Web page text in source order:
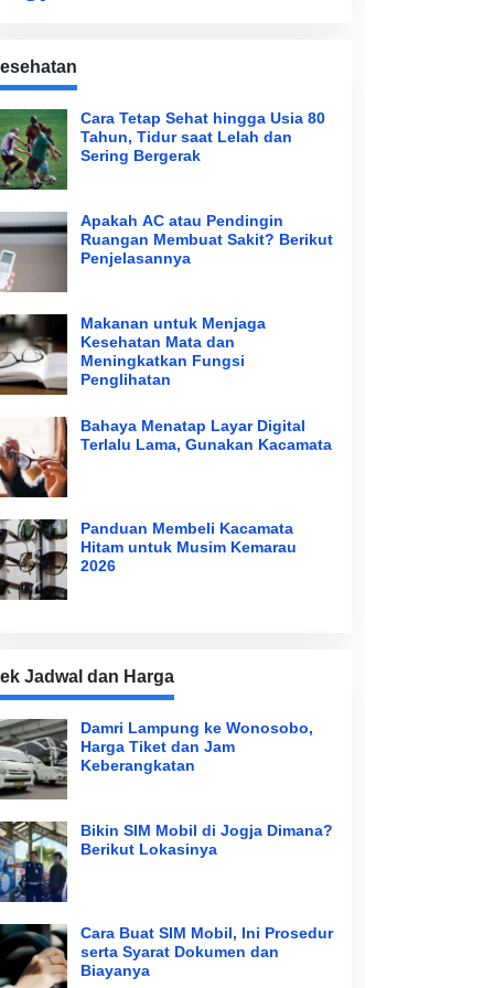
Cara Tetap Sehat hingga Usia 80
Tahun, Tidur saat Lelah dan
Sering Bergerak
Apakah AC atau Pendingin
Ruangan Membuat Sakit? Berikut
Penjelasannya
Makanan untuk Menjaga
Kesehatan Mata dan
Meningkatkan Fungsi
Penglihatan
Bahaya Menatap Layar Digital
Terlalu Lama, Gunakan Kacamata
Panduan Membeli Kacamata
Hitam untuk Musim Kemarau
2026
Jadwal dan Harga
Damri Lampung ke Wonosobo,
Harga Tiket dan Jam
Keberangkatan
Bikin SIM Mobil di Jogja Dimana?
Berikut Lokasinya
Cara Buat SIM Mobil, Ini Prosedur
serta Syarat Dokumen dan
Biayanya